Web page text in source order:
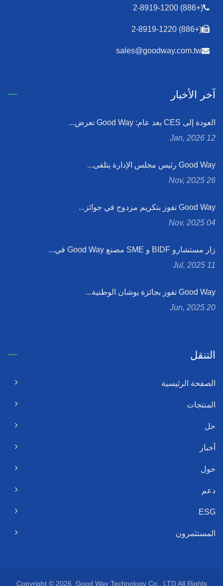
(+886) 2-8919-1200
(+886) 2-8919-1220
sales@goodway.com.tw
آخر الأخبار
العودة إلى CES بعد عام: Good Way تعرض...
12 Jan, 2026
Good Way رئيس مجلس الإدارة يتلقى...
26 Nov, 2025
Good Way تفوز بتكريم مزدوج في جوائز...
04 Nov, 2025
زار مستشارو BIDF و SME مصنع Good Way في...
11 Jul, 2025
Good Way تفوز بجائزة يوشان الوطنية...
20 Jun, 2025
التنقل
الصفحة الرئيسية
المنتجات
حل
أخبار
حول
دعم
ESG
المستثمرون
Copyright © 2026 Good Way Technology Co., LTD.All Rights